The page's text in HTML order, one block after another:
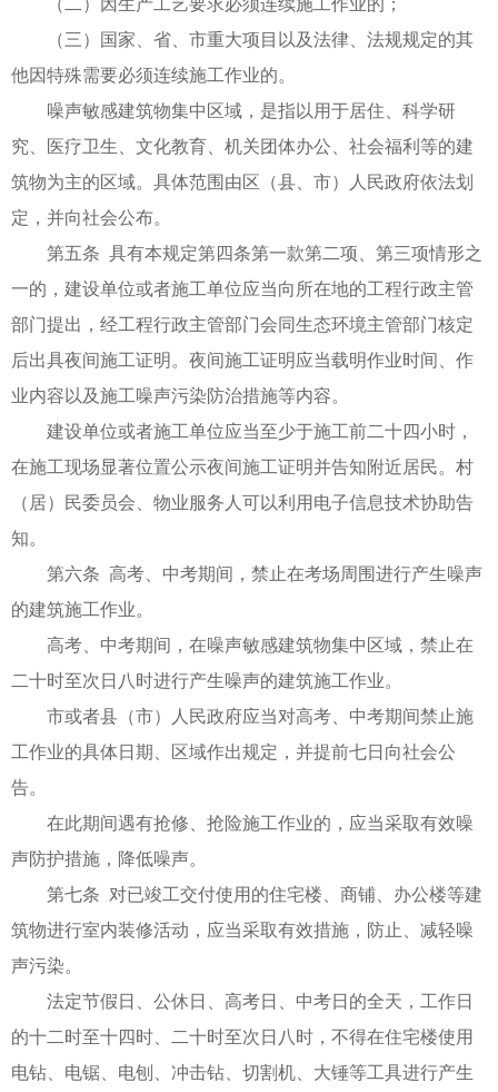
（二）因生产工艺要求必须连续施工作业的；
（三）国家、省、市重大项目以及法律、法规规定的其
他因特殊需要必须连续施工作业的。
噪声敏感建筑物集中区域，是指以用于居住、科学研
究、医疗卫生、文化教育、机关团体办公、社会福利等的建
筑物为主的区域。具体范围由区（县、市）人民政府依法划
定，并向社会公布。
第五条 具有本规定第四条第一款第二项、第三项情形之
一的，建设单位或者施工单位应当向所在地的工程行政主管
部门提出，经工程行政主管部门会同生态环境主管部门核定
后出具夜间施工证明。夜间施工证明应当载明作业时间、作
业内容以及施工噪声污染防治措施等内容。
建设单位或者施工单位应当至少于施工前二十四小时，
在施工现场显著位置公示夜间施工证明并告知附近居民。村
（居）民委员会、物业服务人可以利用电子信息技术协助告
知。
第六条 高考、中考期间，禁止在考场周围进行产生噪声
的建筑施工作业。
高考、中考期间，在噪声敏感建筑物集中区域，禁止在
二十时至次日八时进行产生噪声的建筑施工作业。
市或者县（市）人民政府应当对高考、中考期间禁止施
工作业的具体日期、区域作出规定，并提前七日向社会公
告。
在此期间遇有抢修、抢险施工作业的，应当采取有效噪
声防护措施，降低噪声。
第七条 对已竣工交付使用的住宅楼、商铺、办公楼等建
筑物进行室内装修活动，应当采取有效措施，防止、减轻噪
声污染。
法定节假日、公休日、高考日、中考日的全天，工作日
的十二时至十四时、二十时至次日八时，不得在住宅楼使用
电钻、电锯、电刨、冲击钻、切割机、大锤等工具进行产生